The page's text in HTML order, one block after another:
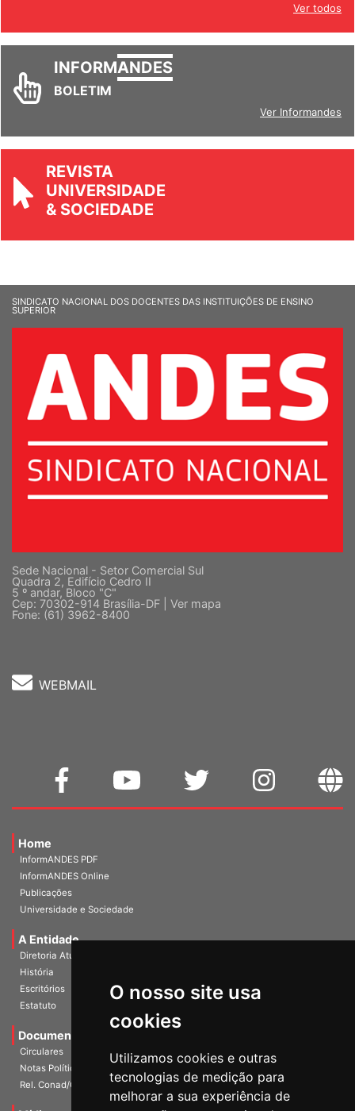
O nosso site usa
cookies
Utilizamos cookies e outras
tecnologias de medição para
melhorar a sua experiência de
Ver todos
INFORMANDES
BOLETIM
Ver Informandes
REVISTA
UNIVERSIDADE
& SOCIEDADE
SINDICATO NACIONAL DOS DOCENTES DAS INSTITUIÇÕES DE ENSINO
SUPERIOR
Sede Nacional - Setor Comercial Sul
Quadra 2, Edifício Cedro II
5 º andar, Bloco "C"
Cep: 70302-914 Brasília-DF | Ver mapa
Fone: (61) 3962-8400
WEBMAIL
Home
InformANDES PDF
InformANDES Online
Publicações
Universidade e Sociedade
A Entidade
Diretoria Atual
História
Escritórios
Estatuto
Documentos
Circulares
Notas Políticas
Rel. Conad/Congresso